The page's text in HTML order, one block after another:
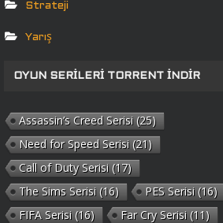
Strateji
Yarış
OYUN SERILERI TORRENT İNDIR
Assassin’s Creed Serisi (25)
Need for Speed Serisi (21)
Call of Duty Serisi (17)
The Sims Serisi (16) PES Serisi (16)
FIFA Serisi (16) Far Cry Serisi (11)